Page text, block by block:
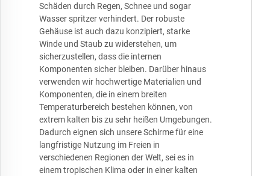
Schäden durch Regen, Schnee und sogar
Wasser spritzer verhindert. Der robuste
Gehäuse ist auch dazu konzipiert, starke
Winde und Staub zu widerstehen, um
sicherzustellen, dass die internen
Komponenten sicher bleiben. Darüber hinaus
verwenden wir hochwertige Materialien und
Komponenten, die in einem breiten
Temperaturbereich bestehen können, von
extrem kalten bis zu sehr heißen Umgebungen.
Dadurch eignen sich unsere Schirme für eine
langfristige Nutzung im Freien in
verschiedenen Regionen der Welt, sei es in
einem tropischen Klima oder in einer kalten